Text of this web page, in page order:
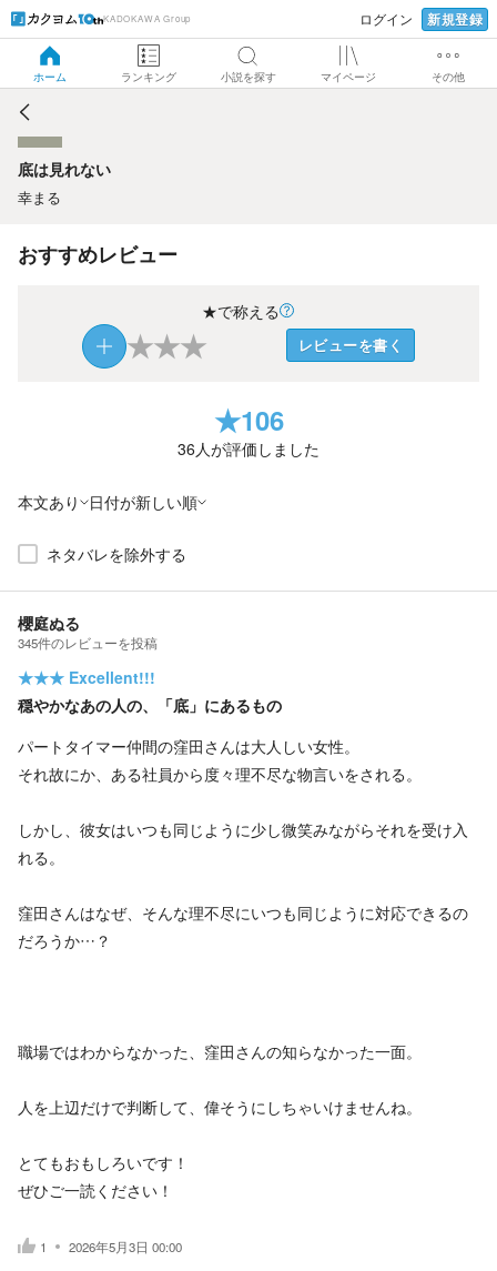
KADOKAWA Group ログイン 新規登録
ホーム ランキング 小説を探す マイページ その他
底は見れない
底は見れない
幸まる
おすすめレビュー
★で称える
★★★ レビューを書く
★106
36人が評価しました
本文あり 日付が新しい順
ネタバレを除外する
櫻庭ぬる
345件のレビューを投稿
★★★ Excellent!!!
穏やかなあの人の、「底」にあるもの
パートタイマー仲間の窪田さんは大人しい女性。
それ故にか、ある社員から度々理不尽な物言いをされる。
しかし、彼女はいつも同じように少し微笑みながらそれを受け入
れる。
窪田さんはなぜ、そんな理不尽にいつも同じように対応できるの
だろうか…？
職場ではわからなかった、窪田さんの知らなかった一面。
人を上辺だけで判断して、偉そうにしちゃいけませんね。
とてもおもしろいです！
ぜひご一読ください！
1 2026年5月3日 00:00